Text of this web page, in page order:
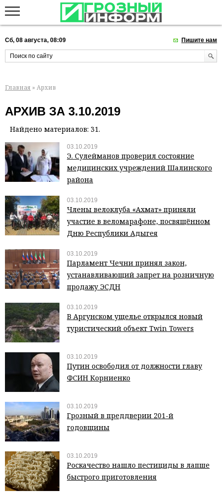
Сб, 08 августа, 08:09 Пишите нам
Главная » Архив
АРХИВ ЗА 3.10.2019
Найдено материалов: 31.
03.10.2019
Э. Сулейманов проверил состояние
медицинских учреждений Шалинского
района
03.10.2019
Члены велоклуба «Ахмат» приняли
участие в веломарафоне, посвящённом
Дню Республики Адыгея
03.10.2019
Парламент Чечни принял закон,
устанавливающий запрет на розничную
продажу ЭСДН
03.10.2019
В Аргунском ущелье открылся новый
туристический объект Twin Towers
03.10.2019
Путин освободил от должности главу
ФСИН Корниенко
03.10.2019
Грозный в преддверии 201-й
годовщины
03.10.2019
Роскачество нашло пестициды в лапше
быстрого приготовления